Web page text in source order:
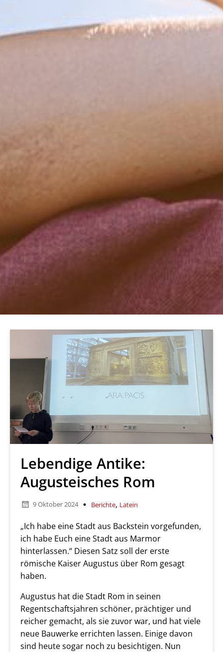
Lebendige Antike:
Augusteisches Rom
9 Oktober 2024 Berichte, Latein
„Ich habe eine Stadt aus Backstein vorgefunden,
ich habe Euch eine Stadt aus Marmor
hinterlassen.“ Diesen Satz soll der erste
römische Kaiser Augustus über Rom gesagt
haben.
Augustus hat die Stadt Rom in seinen
Regentschaftsjahren schöner, prächtiger und
reicher gemacht, als sie zuvor war, und hat viele
neue Bauwerke errichten lassen. Einige davon
sind heute sogar noch zu besichtigen. Nun